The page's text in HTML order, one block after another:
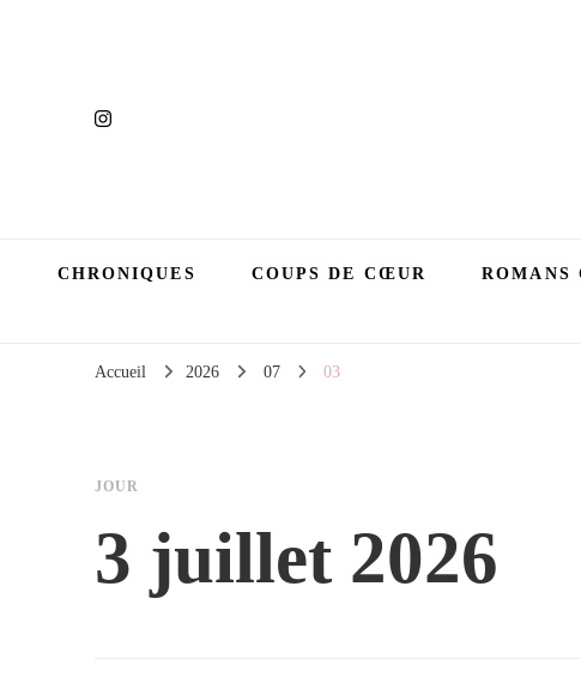
CHRONIQUES COUPS DE CŒUR ROMANS
Accueil 2026 07 03
JOUR
3 juillet 2026